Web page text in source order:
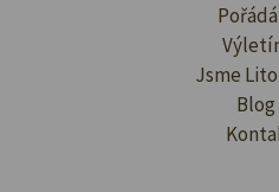
Jsme
Blog